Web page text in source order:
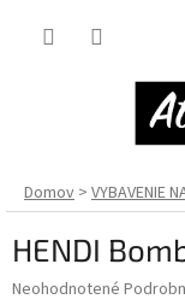
Domov VYBAVENIE
HENDI
Priemerné
Neohodnotené